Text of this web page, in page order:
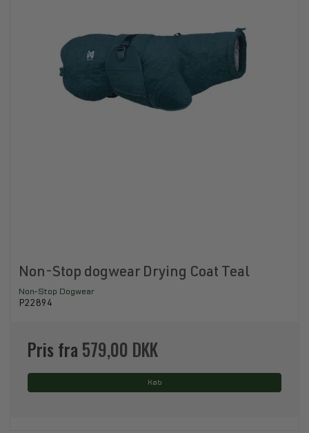
Non-Stop dogwear Drying Coat Teal
Non-Stop Dogwear
P22894
Pris fra 579,00 DKK
Køb